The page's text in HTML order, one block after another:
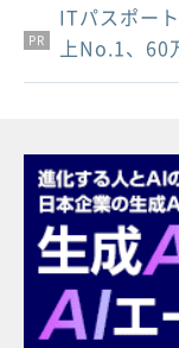
PR
PR
PR
ITパスポー
上No.1、60